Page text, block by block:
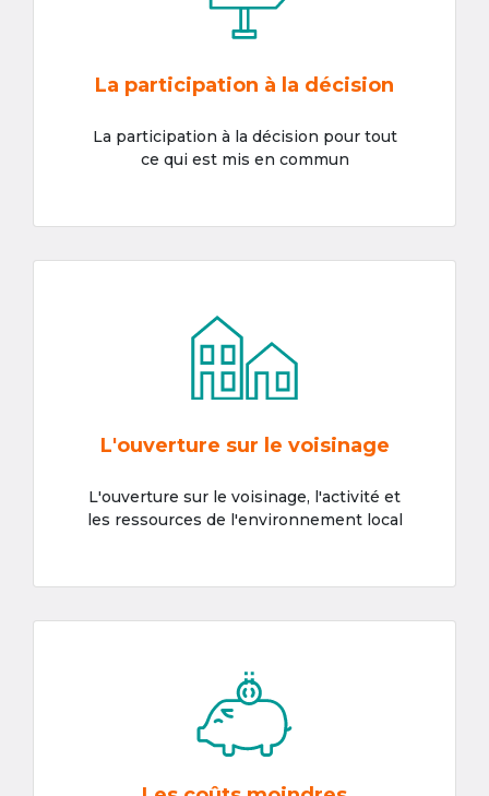
La participation à la décision
La participation à la décision pour tout
ce qui est mis en commun
L'ouverture sur le voisinage
L'ouverture sur le voisinage, l'activité et
les ressources de l'environnement local